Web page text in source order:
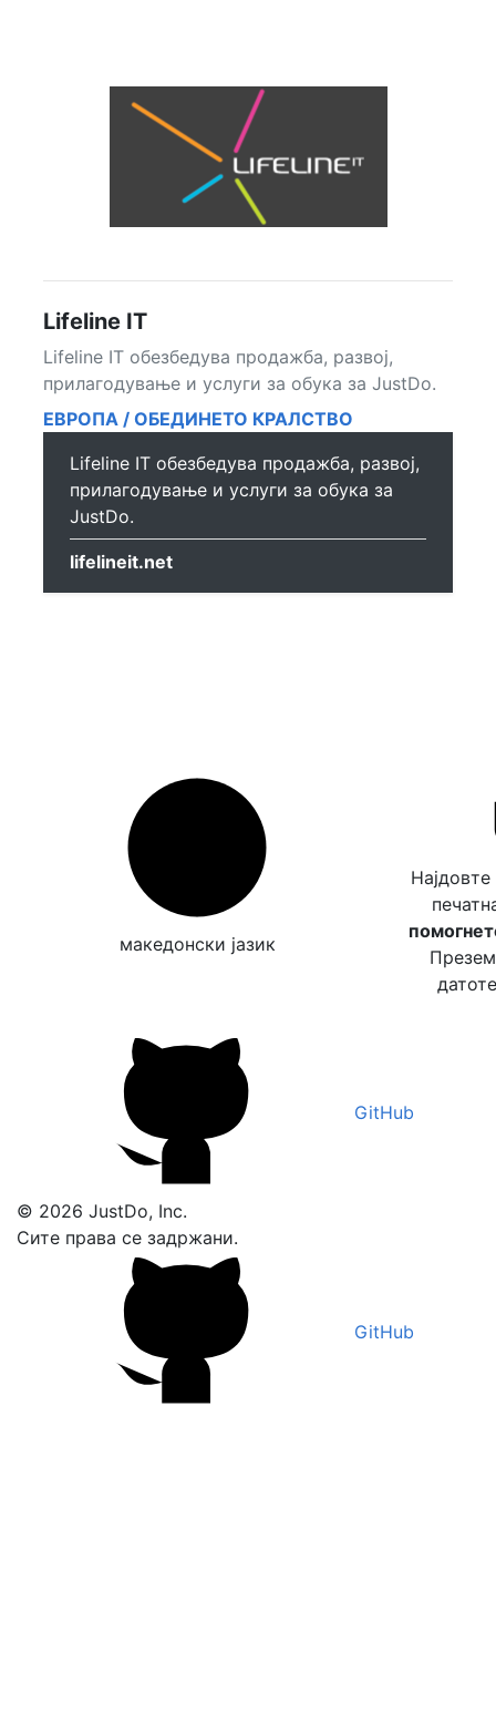
Lifeline IT
Lifeline IT обезбедува продажба, развој,
прилагодување и услуги за обука за JustDo.
ЕВРОПА / ОБЕДИНЕТО КРАЛСТВО
Lifeline IT обезбедува продажба, развој,
прилагодување и услуги за обука за
JustDo.
lifelineit.net
македонски јазик
GitHub
© 2026 JustDo, Inc.
Сите права се задржани.
GitHub